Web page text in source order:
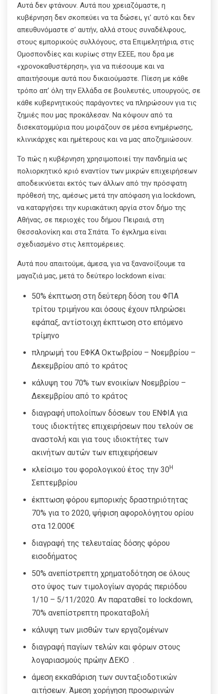
Αυτά δεν φτάνουν. Αυτά που χρειαζόμαστε, η
κυβέρνηση δεν σκοπεύει να τα δώσει, γι’ αυτό και δεν
απευθυνόμαστε σ’ αυτήν, αλλά στους συναδέλφους,
στους εμπορικούς συλλόγους, στα Επιμελητήρια, στις
Ομοσπονδίες και κυρίως στην ΕΣΕΕ, που δρα με
«χρονοκαθυστέρηση», για να πιέσουμε και να
απαιτήσουμε αυτά που δικαιούμαστε. Πίεση με κάθε
τρόπο απ’ όλη την Ελλάδα σε βουλευτές, υπουργούς, σε
κάθε κυβερνητικούς παράγοντες να πληρώσουν για τις
ζημιές που μας προκάλεσαν. Να κόψουν από τα
δισεκατομμύρια που μοιράζουν σε μέσα ενημέρωσης,
κλινικάρχες και ημέτερους και να μας αποζημιώσουν.
Το πώς η κυβέρνηση χρησιμοποιεί την πανδημία ως
πολιορκητικό κριό εναντίον των μικρών επιχειρήσεων
αποδεικνύεται εκτός των άλλων από την πρόσφατη
πρόθεσή της, αμέσως μετά την απόφαση για lockdown,
να καταργήσει την κυριακάτικη αργία στον δήμο της
Αθήνας, σε περιοχές του δήμου Πειραιά, στη
Θεσσαλονίκη και στα Σπάτα. Το έγκλημα είναι
σχεδιασμένο στις λεπτομέρειες.
Αυτά που απαιτούμε, άμεσα, για να ξανανοίξουμε τα
μαγαζιά μας, μετά το δεύτερο lockdown είναι:
50% έκπτωση στη δεύτερη δόση του ΦΠΑ
τρίτου τριμήνου και όσους έχουν πληρώσει
εφάπαξ, αντίστοιχη έκπτωση στο επόμενο
τρίμηνο
πληρωμή του ΕΦΚΑ Οκτωβρίου – Νοεμβρίου –
Δεκεμβρίου από το κράτος
κάλυψη του 70% των ενοικίων Νοεμβρίου –
Δεκεμβρίου από το κράτος
διαγραφή υπολοίπων δόσεων του ΕΝΦΙΑ για
τους ιδιοκτήτες επιχειρήσεων που τελούν σε
αναστολή και για τους ιδιοκτήτες των
ακινήτων αυτών των επιχειρήσεων
κλείσιμο του φορολογικού έτος την 30Η
Σεπτεμβρίου
έκπτωση φόρου εμπορικής δραστηριότητας
70% για το 2020, ψήφιση αφορολόγητου ορίου
στα 12.000€
διαγραφή της τελευταίας δόσης φόρου
εισοδήματος
50% ανεπίστρεπτη χρηματοδότηση σε όλους
στο ύψος των τιμολογίων αγοράς περιόδου
1/10 – 5/11/2020. Αν παραταθεί το lockdown,
70% ανεπίστρεπτη προκαταβολή
κάλυψη των μισθών των εργαζομένων
διαγραφή παγίων τελών και φόρων στους
λογαριασμούς πρώην ΔΕΚΟ .
άμεση εκκαθάριση των συνταξιοδοτικών
αιτήσεων. Άμεση χορήγηση προσωρινών